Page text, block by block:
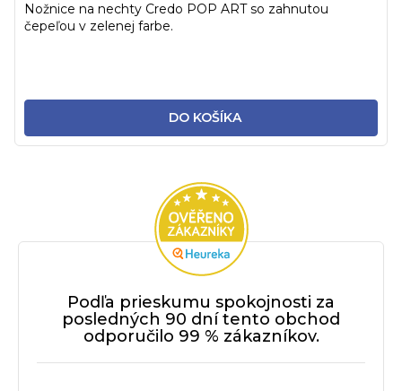
DO KOŠÍKA
Nožnice na nechty Credo POP ART so zahnutou
čepeľou v zelenej farbe.
Podľa prieskumu spokojnosti za
posledných 90 dní tento obchod
odporučilo 99 % zákazníkov.